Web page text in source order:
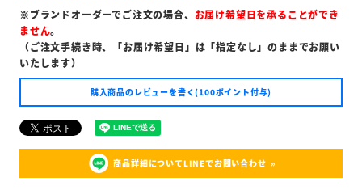
※ブランドオーダーでご注文の場合、 お届け希望日を承ることができ
ません。
（ご注文手続き時、「お届け希望日」は「指定なし」のままでお願い
いたします）
購入商品のレビューを書く(100ポイント付与)
商品詳細についてLINEでお問い合わせ